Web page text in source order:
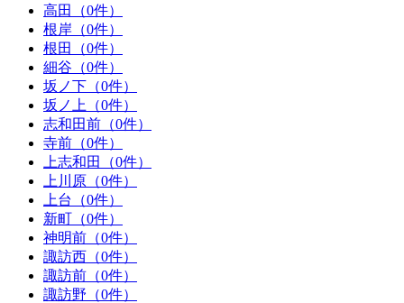
高田（0件）
根岸（0件）
根田（0件）
細谷（0件）
坂ノ下（0件）
坂ノ上（0件）
志和田前（0件）
寺前（0件）
上志和田（0件）
上川原（0件）
上台（0件）
新町（0件）
神明前（0件）
諏訪西（0件）
諏訪前（0件）
諏訪野（0件）